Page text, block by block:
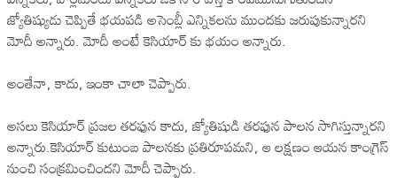
జ్యోతిష్యుడు చెప్పితే భయపడి అసెంబ్లీ ఎన్నికలను ముందకు జరుపుకున్నారని
మోదీ అన్నారు. మోదీ అంటే కెసియార్ కు భయం అన్నారు.
అంతేనా, కాదు, ఇంకా చాలా చెప్పారు.
అసలు కెసియార్ ప్రజల తరఫున కాదు, జ్యోతిషుడి తరఫున పాలన సాగిస్తున్నారని
అన్నారు.కెసియార్ కుటుంబ పాలనకు ప్రతిరూపమని, ఆ లక్షణం ఆయన కాంగ్రెస్
నుంచి సంక్రమించిందని మోదీ చెప్పారు.